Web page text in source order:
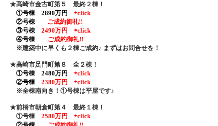
★高崎市金古町第５ 最終２棟！
①号棟 2890万円
⇦click
②号棟
ご成約御礼!!
③号棟 2490万円
⇦click
④号棟
ご成約御礼!!
※建築中に早くも２棟ご成約♪ まずはお問合せを！
★高崎市足門町第８ 全２棟！
①号棟 2480万円
⇦click
②号棟
2380万円
⇦click
※全棟南向き！①号棟は平屋です♪
★前橋市朝倉町第４ 最終１棟！
①号棟 2580万円 ⇦click